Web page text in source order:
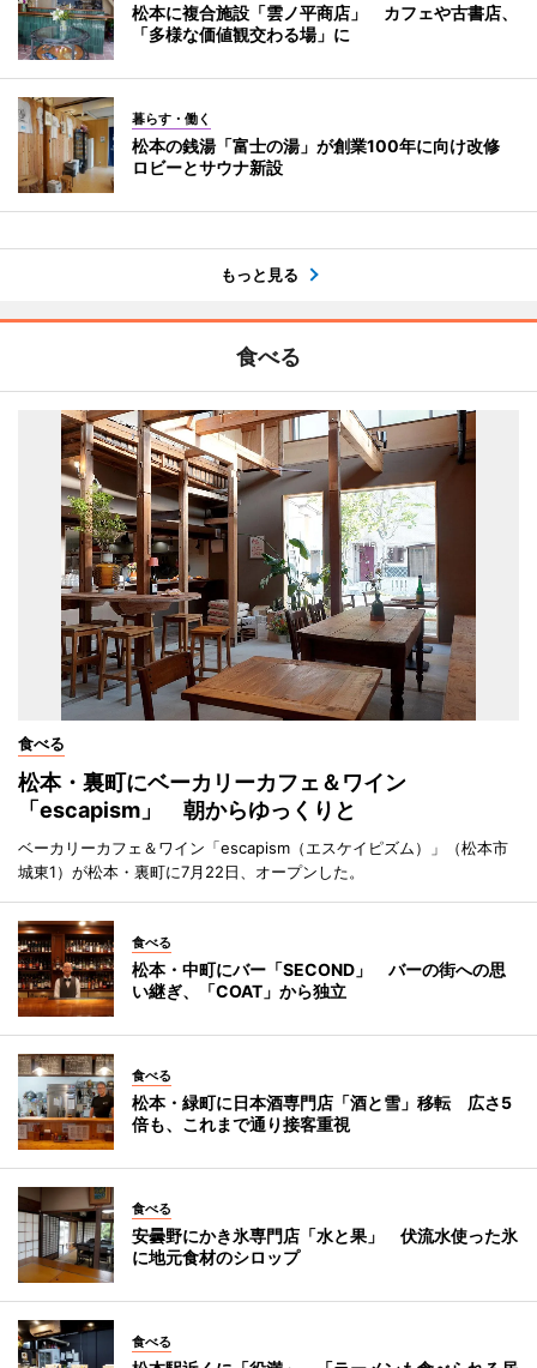
松本に複合施設「雲ノ平商店」 カフェや古書店、
「多様な価値観交わる場」に
暮らす・働く
松本の銭湯「富士の湯」が創業100年に向け改修
ロビーとサウナ新設
もっと見る
食べる
食べる
松本・裏町にベーカリーカフェ＆ワイン
「escapism」 朝からゆっくりと
ベーカリーカフェ＆ワイン「escapism（エスケイピズム）」（松本市
城東1）が松本・裏町に7月22日、オープンした。
食べる
松本・中町にバー「SECOND」 バーの街への思
い継ぎ、「COAT」から独立
食べる
松本・緑町に日本酒専門店「酒と雪」移転 広さ5
倍も、これまで通り接客重視
食べる
安曇野にかき氷専門店「水と果」 伏流水使った氷
に地元食材のシロップ
食べる